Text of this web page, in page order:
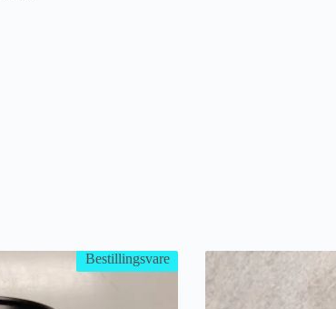
Bestillingsvare